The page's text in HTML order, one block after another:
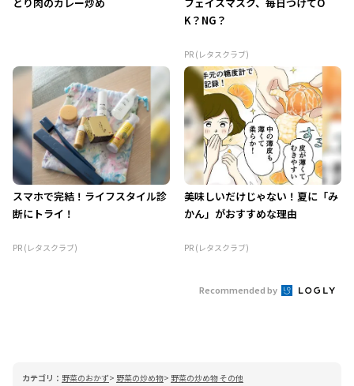
K？NG？
PR (レタスクラブ)
スマホで完結！ライフスタイル診
断にトライ！
PR (レタスクラブ)
美味しいだけじゃない！夏に「み
かん」がおすすめな理由
PR (レタスクラブ)
Recommended by
カテゴリ： 野菜のおかず 野菜の炒め物
野菜の炒め物 その他